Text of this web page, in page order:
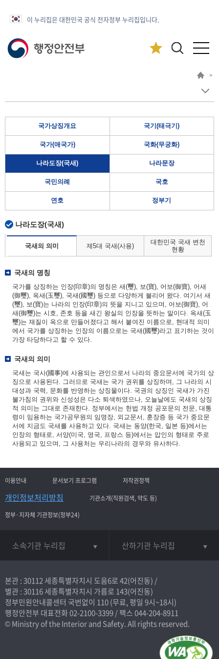
이 누리집은 대한민국 공식 전자정부 누리집입니다.
>
국가상징개요 국기(태극기)
국가(애국가) 국화(무궁화)
나라도장(국새) 나라문장
국민의례 국호
연호 정부기
나라도장(국새)
국새의 의미 제5대 국새(사용)
대한민국 국새 변천
현황
국새의 명칭
국가를 상징하는 인장(印章)의 명칭은 새(璽), 보(寶), 어보(御寶), 어새
(御璽), 옥새(玉璽), 국새(國璽) 등으로 다양하게 불리어 왔다. 여기서 새
(璽), 보(寶)는 나라의 인장(印章)의 뜻을 지니고 있으며, 어보(御寶), 어
새(御璽)는 시호, 존호 등을 새긴 왕실의 인장을 뜻하는 말이다. 옥새(玉
璽)는 재질이 옥으로 만들어졌다고 해서 붙여진 이름으로, 현대적 의미
에서 국가를 상징하는 인장의 이름으로는 국새(國璽)라고 표기하는 것이
가장 타당하다고 할 수 있다.
국새의 의미
국새는 국사(國事)에 사용되는 관인으로서 나라의 중요문서에 국가의 상
징으로 사용된다. 그러므로 국새는 국가 권위를 상징하며, 그 나라의 시
대성과 국력, 문화를 반영하는 상징물이다. 국권의 상징인 국새가 가진
불가침의 권위와 신성성은 다소 퇴색하였으나, 오늘날에도 국새의 상징
적 의미는 그대로 존재한다. 정부에서는 헌법 개정 공포문의 전문, 대통
령이 임용하는 국가공무원의 임명장, 외교문서, 훈장증 등 국가 중요문
서에 지금도 국새를 사용하고 있다. 국새는 동양(한국, 일본 등)에서는
인장의 형태로, 서양(미국, 영국, 프랑스 등)에서는 압인의 형태로 주로
사용되고 있으며, 그 사용처는 우리나라의 경우와 유사하다.
이용안내 문서보기 프로그램 저작권정책
개인정보처리방침
기관소개(직원검색, 약도 등)
정부·지자체 기관정보(정부24)
소속기관 누리집 산하기관 누리집
본관 : 30112 세종특별자치시 도움6로 42(어진동) /
별관 : 30116 세종특별자치시 가름로 143(어진동)
정부민원안내콜센터 국번없이 110(무료, 평일 9시~18시)
행정안전부 대표전화02-2100-3399/ 팩스 044-204-8911
© Ministry of the Interior and Safety. All rights reserved.